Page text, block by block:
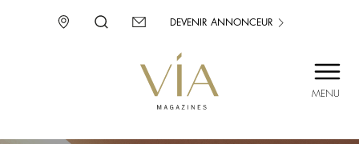
MENU
DEVENIR ANNONCEUR